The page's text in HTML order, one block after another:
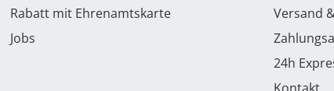
Rabatt mit Ehrenamtskarte
Jobs
Versand
24h